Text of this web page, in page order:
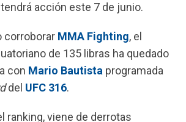
l
g
r
a
m
a
l
acción este 7 de junio.
corroborar MMA Fighting, el
de 135 libras ha quedado
con Mario Bautista programada
del UFC 316.
ranking, viene de derrotas